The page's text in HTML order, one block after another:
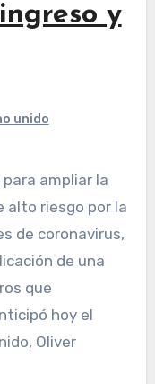
y
unido
alto riesgo por la
de coronavirus,
de una
que
hoy el
Oliver